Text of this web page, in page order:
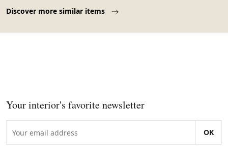
Discover more similar items
Your interior's favorite newsletter
OK